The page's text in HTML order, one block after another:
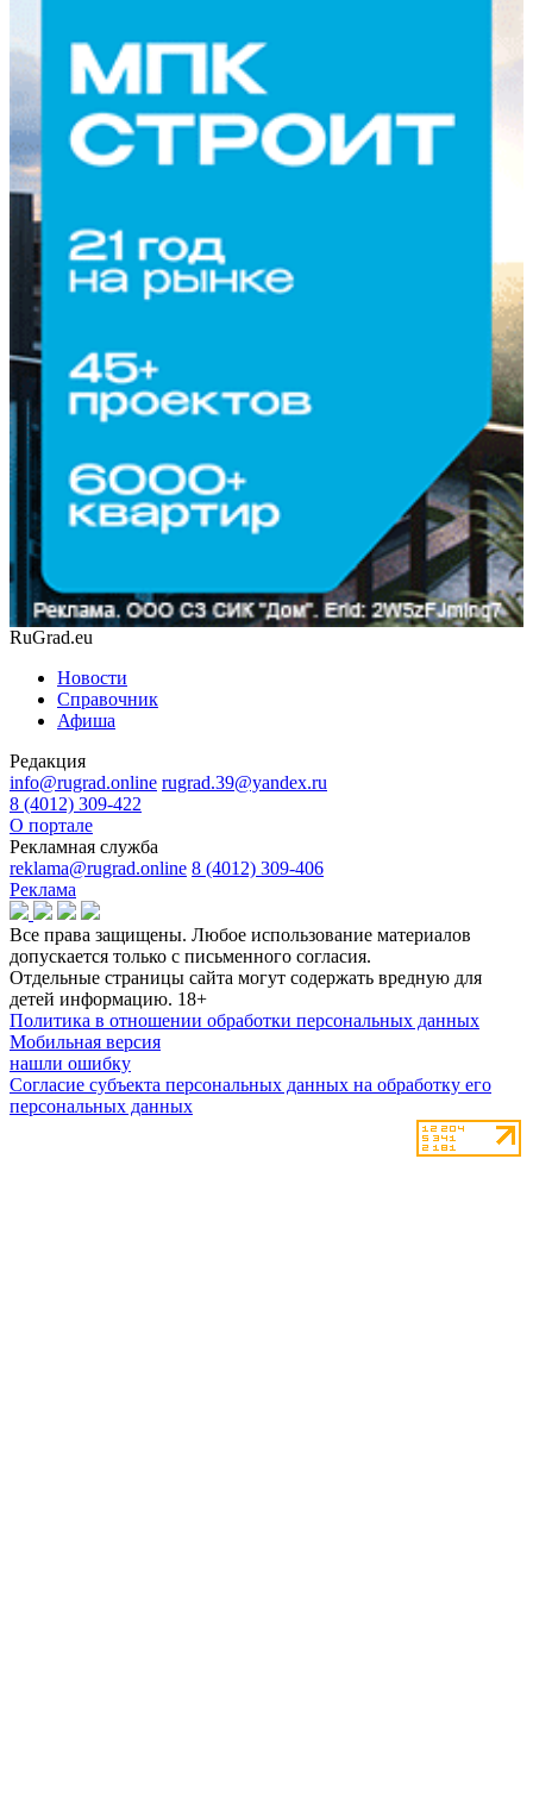
RuGrad.eu
Новости
Справочник
Афиша
Редакция
info@rugrad.online rugrad.39@yandex.ru
8 (4012) 309-422
О портале
Рекламная служба
reklama@rugrad.online 8 (4012) 309-406
Реклама
Все права защищены. Любое использование материалов
допускается только с письменного согласия.
Отдельные страницы сайта могут содержать вредную для
детей информацию. 18+
Политика в отношении обработки персональных данных
Мобильная версия
нашли ошибку
Согласие субъекта персональных данных на обработку его
персональных данных